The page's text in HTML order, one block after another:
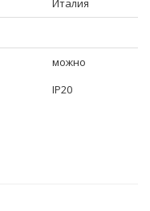
Италия
можно
IP20